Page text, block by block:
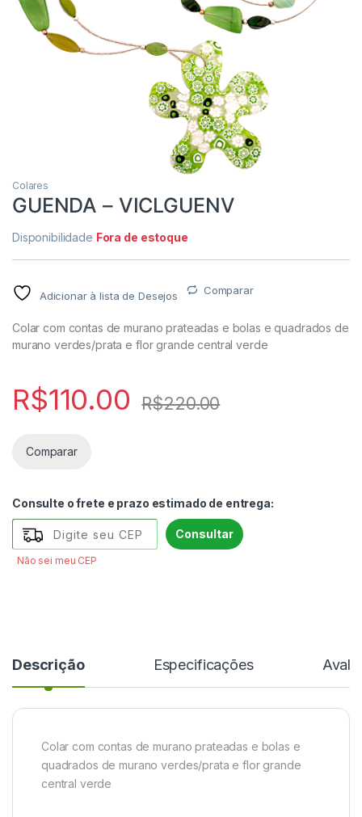
Colares
GUENDA – VICLGUENV
Disponibilidade Fora de estoque
Adicionar à lista de Desejos Comparar
Colar com contas de murano prateadas e bolas e quadrados de
murano verdes/prata e flor grande central verde
R$110.00 R$220.00
Comparar
Consulte o frete e prazo estimado de entrega:
Consultar
Não sei meu CEP
Descrição Especificações
Colar com contas de murano prateadas e bolas e
quadrados de murano verdes/prata e flor grande
central verde